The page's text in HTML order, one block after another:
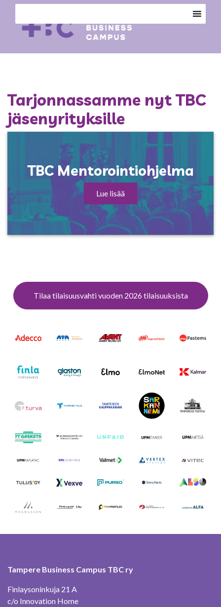
Tarjonnassamme nyt TBC
jäsenyrityksille
TBC Mentorointiohjelma
Lue lisää
Tilaa tilaisuusvahti vuoden 2026 tilaisuuksista
Tampere Business Campus TBC ry
Finlaysoninkuja 21 A
c/o Innovation Home